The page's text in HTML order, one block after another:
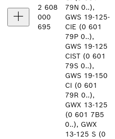
2 608
000
695
79N 0..),
GWS 19-125
CIE (0 601
79P 0..),
GWS 19-125
CIST (0 601
79S 0..),
GWS 19-150
CI (0 601
79R 0..),
GWX 13-125
(0 601 7B5
0..), GWX
13-125 S (0
-